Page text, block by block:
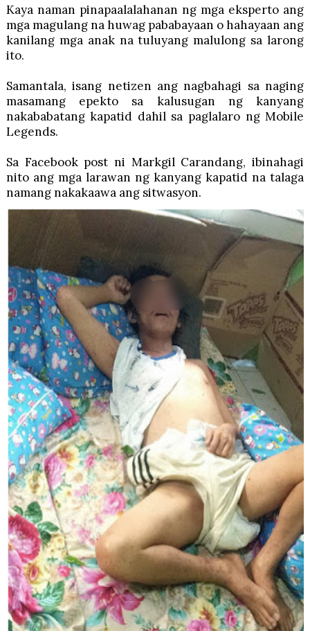
Kaya naman pinapaalalahanan ng mga eksperto ang
mga magulang na huwag pababayaan o hahayaan ang
kanilang mga anak na tuluyang malulong sa larong
ito.
Samantala, isang netizen ang nagbahagi sa naging
masamang epekto sa kalusugan ng kanyang
nakababatang kapatid dahil sa paglalaro ng Mobile
Legends.
Sa Facebook post ni Markgil Carandang, ibinahagi
nito ang mga larawan ng kanyang kapatid na talaga
namang nakakaawa ang sitwasyon.